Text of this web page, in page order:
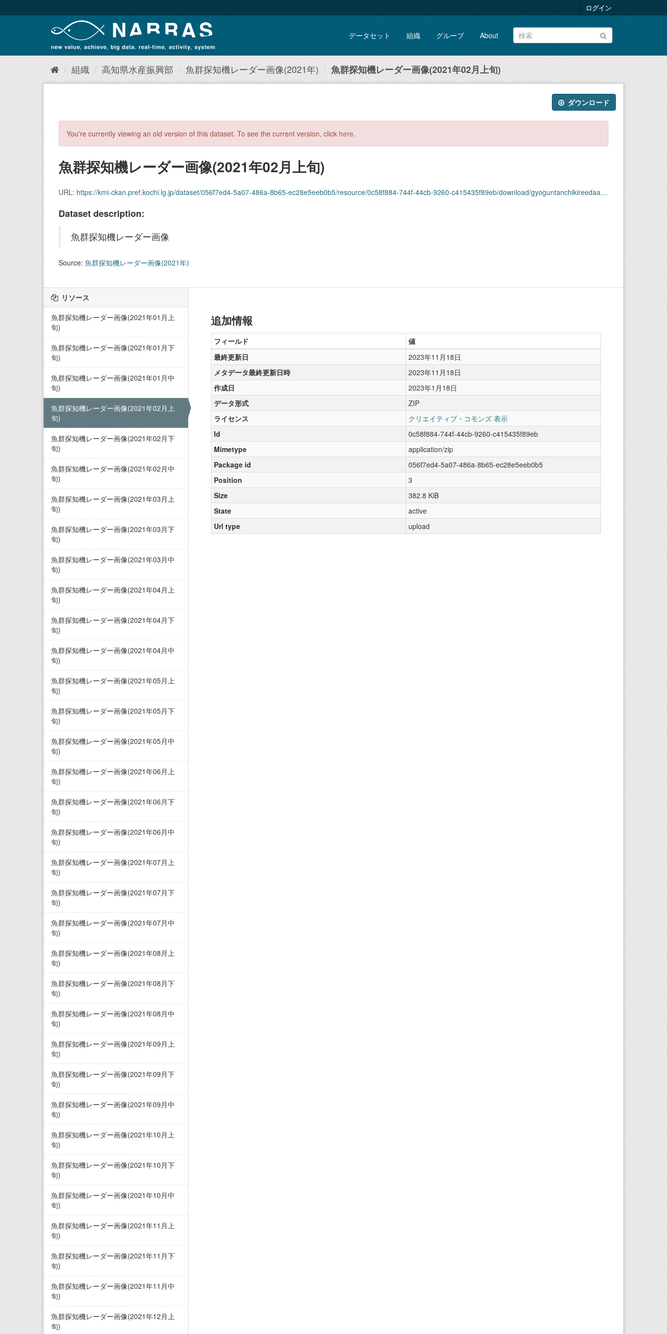
キ
て
ログイン
データセット 組織 グループ About
組織 高知県水産振興部 魚群探知機レーダー画像(2021年) 魚群探知機レーダー画像(2021年02月上旬)
ダウンロード
You're currently viewing an old version of this dataset. To see the current version, click here.
魚群探知機レーダー画像(2021年02月上旬)
URL: https://kmi-ckan.pref.kochi.lg.jp/dataset/056f7ed4-5a07-486a-8b65-ec28e5eeb0b5/resource/0c58f884-744f-44cb-9260-c415435f89eb/download/gyoguntanchikireedaagazou2021nen02-joujun.zip
Dataset description:
魚群探知機レーダー画像
Source: 魚群探知機レーダー画像(2021年)
リソース
魚群探知機レーダー画像(2021年01月上
旬)
魚群探知機レーダー画像(2021年01月下
旬)
魚群探知機レーダー画像(2021年01月中
旬)
魚群探知機レーダー画像(2021年02月上
旬)
魚群探知機レーダー画像(2021年02月下
旬)
魚群探知機レーダー画像(2021年02月中
旬)
魚群探知機レーダー画像(2021年03月上
旬)
魚群探知機レーダー画像(2021年03月下
旬)
魚群探知機レーダー画像(2021年03月中
旬)
魚群探知機レーダー画像(2021年04月上
旬)
魚群探知機レーダー画像(2021年04月下
旬)
魚群探知機レーダー画像(2021年04月中
旬)
魚群探知機レーダー画像(2021年05月上
旬)
魚群探知機レーダー画像(2021年05月下
旬)
魚群探知機レーダー画像(2021年05月中
旬)
魚群探知機レーダー画像(2021年06月上
旬)
魚群探知機レーダー画像(2021年06月下
旬)
魚群探知機レーダー画像(2021年06月中
旬)
魚群探知機レーダー画像(2021年07月上
旬)
魚群探知機レーダー画像(2021年07月下
旬)
魚群探知機レーダー画像(2021年07月中
旬)
魚群探知機レーダー画像(2021年08月上
旬)
魚群探知機レーダー画像(2021年08月下
旬)
魚群探知機レーダー画像(2021年08月中
旬)
魚群探知機レーダー画像(2021年09月上
旬)
魚群探知機レーダー画像(2021年09月下
旬)
魚群探知機レーダー画像(2021年09月中
旬)
魚群探知機レーダー画像(2021年10月上
旬)
魚群探知機レーダー画像(2021年10月下
旬)
魚群探知機レーダー画像(2021年10月中
旬)
魚群探知機レーダー画像(2021年11月上
旬)
魚群探知機レーダー画像(2021年11月下
旬)
魚群探知機レーダー画像(2021年11月中
旬)
魚群探知機レーダー画像(2021年12月上
旬)
追加情報
フィールド
値
最終更新日
2023年11月18日
メタデータ最終更新日時
2023年11月18日
作成日
2023年1月18日
データ形式
ZIP
ライセンス
クリエイティブ・コモンズ 表示
Id
0c58f884-744f-44cb-9260-c415435f89eb
Mimetype
application/zip
Package id
056f7ed4-5a07-486a-8b65-ec28e5eeb0b5
Position
3
Size
382.8 KiB
State
active
Url type
upload